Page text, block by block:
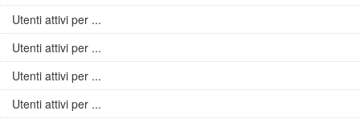
Utenti attivi per ...
Utenti attivi per ...
Utenti attivi per ...
Utenti attivi per ...